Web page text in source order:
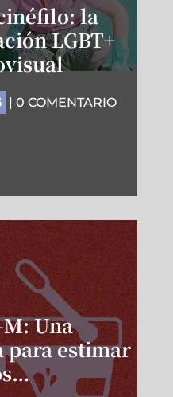
la
LGBT+
| 0 COMENTARIO
Una
estimar